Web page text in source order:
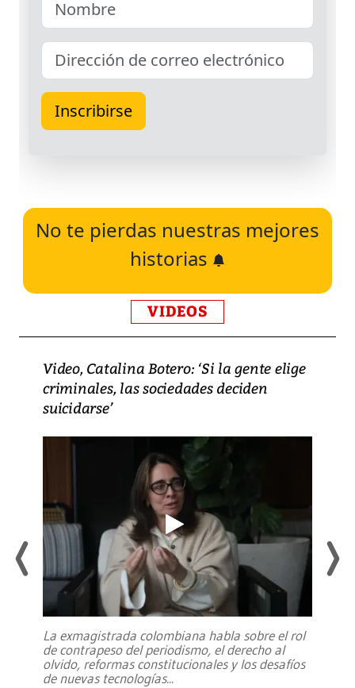
No te pierdas nuestras mejores
historias
VIDEOS
Video, Catalina Botero: ‘Si la gente elige
criminales, las sociedades deciden
suicidarse’
La exmagistrada colombiana habla sobre el rol
de contrapeso del periodismo, el derecho al
olvido, reformas constitucionales y los desafíos
de nuevas tecnologías...